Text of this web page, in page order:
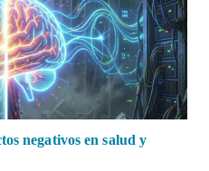
negativos en salud y